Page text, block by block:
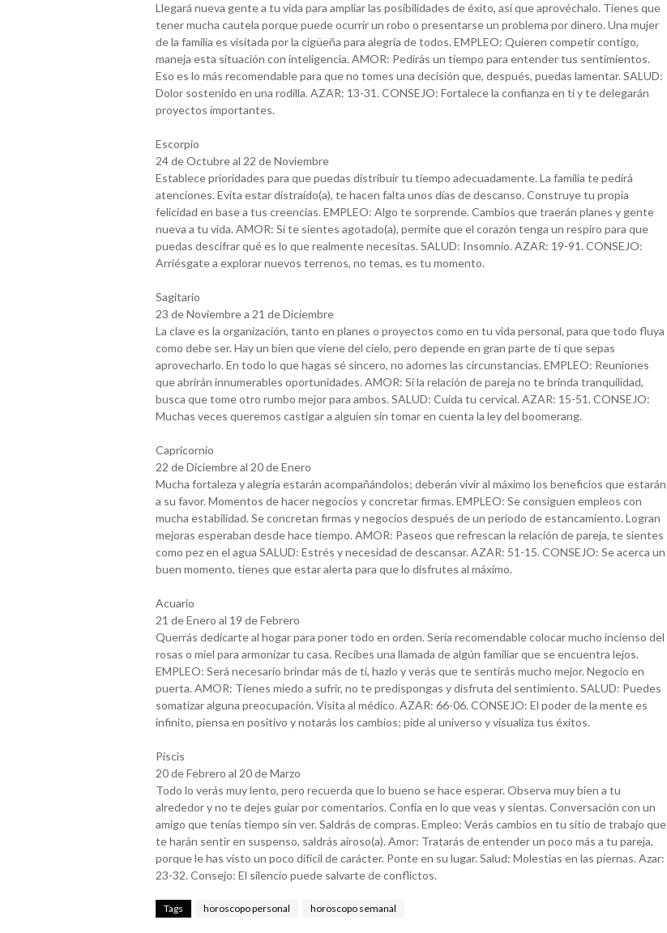
Llegará nueva gente a tu vida para ampliar las posibilidades de éxito, así que aprovéchalo. Tienes que
tener mucha cautela porque puede ocurrir un robo o presentarse un problema por dinero. Una mujer
de la familia es visitada por la cigüeña para alegría de todos. EMPLEO: Quieren competir contigo,
maneja esta situación con inteligencia. AMOR: Pedirás un tiempo para entender tus sentimientos.
Eso es lo más recomendable para que no tomes una decisión que, después, puedas lamentar. SALUD:
Dolor sostenido en una rodilla. AZAR: 13-31. CONSEJO: Fortalece la confianza en ti y te delegarán
proyectos importantes.
Escorpio
24 de Octubre al 22 de Noviembre
Establece prioridades para que puedas distribuir tu tiempo adecuadamente. La familia te pedirá
atenciones. Evita estar distraído(a), te hacen falta unos días de descanso. Construye tu propia
felicidad en base a tus creencias. EMPLEO: Algo te sorprende. Cambios que traerán planes y gente
nueva a tu vida. AMOR: Si te sientes agotado(a), permite que el corazón tenga un respiro para que
puedas descifrar qué es lo que realmente necesitas. SALUD: Insomnio. AZAR: 19-91. CONSEJO:
Arriésgate a explorar nuevos terrenos, no temas, es tu momento.
Sagitario
23 de Noviembre a 21 de Diciembre
La clave es la organización, tanto en planes o proyectos como en tu vida personal, para que todo fluya
como debe ser. Hay un bien que viene del cielo, pero depende en gran parte de ti que sepas
aprovecharlo. En todo lo que hagas sé sincero, no adornes las circunstancias. EMPLEO: Reuniones
que abrirán innumerables oportunidades. AMOR: Si la relación de pareja no te brinda tranquilidad,
busca que tome otro rumbo mejor para ambos. SALUD: Cuida tu cervical. AZAR: 15-51. CONSEJO:
Muchas veces queremos castigar a alguien sin tomar en cuenta la ley del boomerang.
Capricornio
22 de Diciembre al 20 de Enero
Mucha fortaleza y alegría estarán acompañándolos; deberán vivir al máximo los beneficios que estarán
a su favor. Momentos de hacer negocios y concretar firmas. EMPLEO: Se consiguen empleos con
mucha estabilidad. Se concretan firmas y negocios después de un período de estancamiento. Logran
mejoras esperaban desde hace tiempo. AMOR: Paseos que refrescan la relación de pareja, te sientes
como pez en el agua SALUD: Estrés y necesidad de descansar. AZAR: 51-15. CONSEJO: Se acerca un
buen momento, tienes que estar alerta para que lo disfrutes al máximo.
Acuario
21 de Enero al 19 de Febrero
Querrás dedicarte al hogar para poner todo en orden. Sería recomendable colocar mucho incienso del
rosas o miel para armonizar tu casa. Recibes una llamada de algún familiar que se encuentra lejos.
EMPLEO: Será necesario brindar más de ti, hazlo y verás que te sentirás mucho mejor. Negocio en
puerta. AMOR: Tienes miedo a sufrir, no te predispongas y disfruta del sentimiento. SALUD: Puedes
somatizar alguna preocupación. Visita al médico. AZAR: 66-06. CONSEJO: El poder de la mente es
infinito, piensa en positivo y notarás los cambios; pide al universo y visualiza tus éxitos.
Piscis
20 de Febrero al 20 de Marzo
Todo lo verás muy lento, pero recuerda que lo bueno se hace esperar. Observa muy bien a tu
alrededor y no te dejes guiar por comentarios. Confía en lo que veas y sientas. Conversación con un
amigo que tenías tiempo sin ver. Saldrás de compras. Empleo: Verás cambios en tu sitio de trabajo que
te harán sentir en suspenso, saldrás airoso(a). Amor: Tratarás de entender un poco más a tu pareja,
porque le has visto un poco difícil de carácter. Ponte en su lugar. Salud: Molestias en las piernas. Azar:
23-32. Consejo: El silencio puede salvarte de conflictos.
Tags horoscopo personal horoscopo semanal